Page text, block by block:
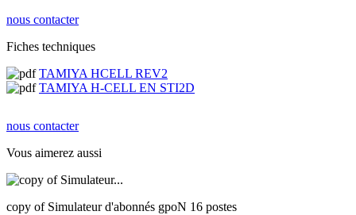
nous contacter
Fiches techniques
TAMIYA HCELL REV2
TAMIYA H-CELL EN STI2D
nous contacter
Vous aimerez aussi
copy of Simulateur d'abonnés gpoN 16 postes